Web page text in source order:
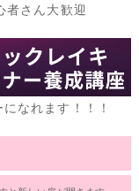
さん大歓迎
なれます！！！